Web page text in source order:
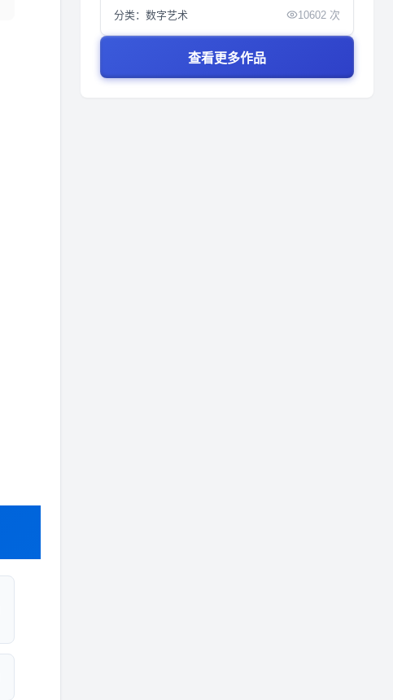
分类：数字艺术 10602 次
查看更多作品